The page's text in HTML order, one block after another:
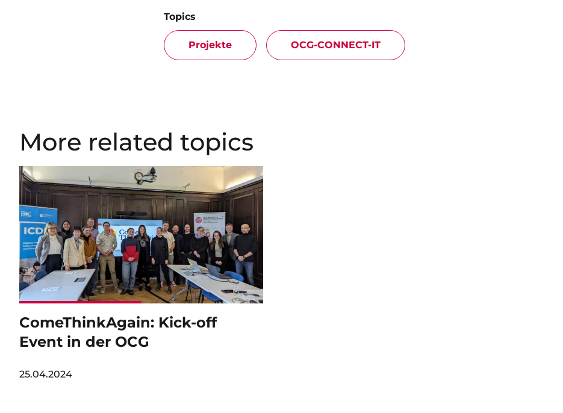
Topics
Projekte OCG-CONNECT-IT
More related topics
Image
ComeThinkAgain: Kick-off
Event in der OCG
25.04.2024